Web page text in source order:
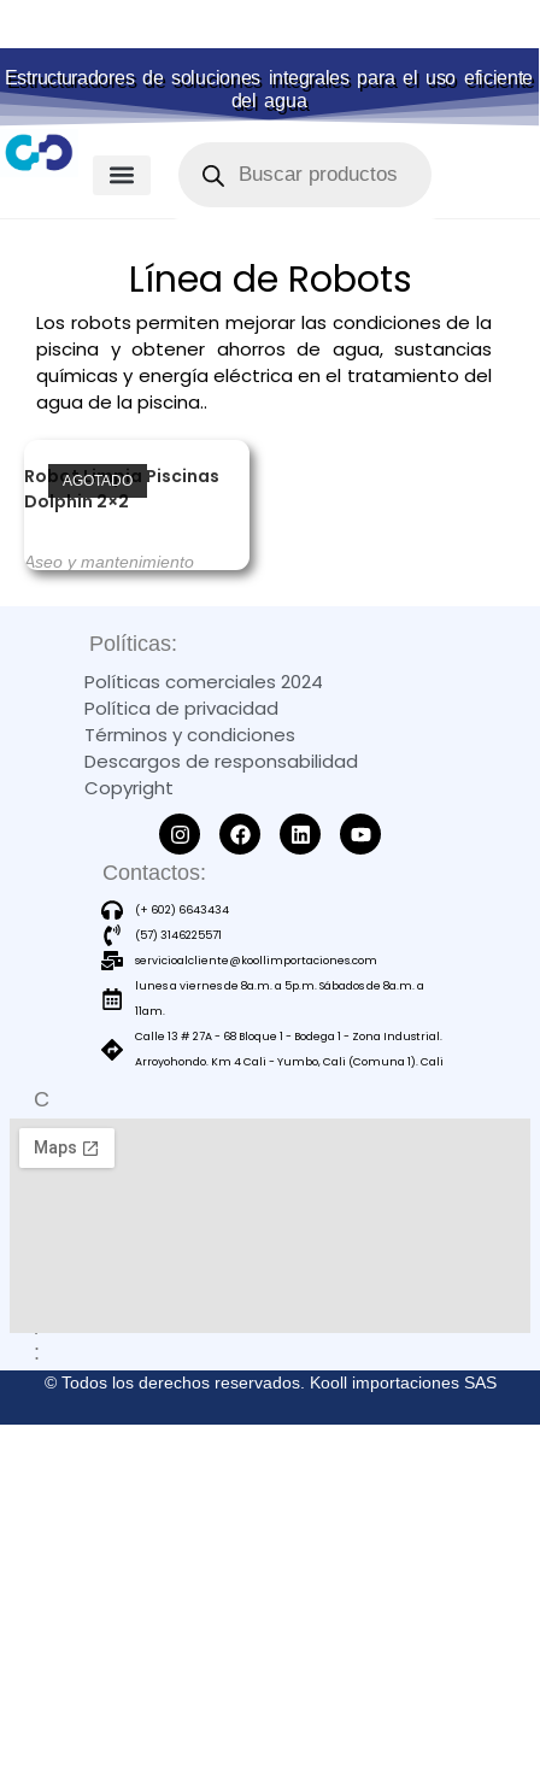
Estructuradores de soluciones integrales para el uso eficiente
del agua
Línea de Robots
Los robots permiten mejorar las condiciones de la
piscina y obtener ahorros de agua, sustancias
químicas y energía eléctrica en el tratamiento del
agua de la piscina..
AGOTADO
Robot Limpia Piscinas
Dolphin 2×2
Aseo y mantenimiento
Políticas:
Políticas comerciales 2024
Política de privacidad
Términos y condiciones
Descargos de responsabilidad
Copyright
Contactos:
(+ 602) 6643434
(57) 3146225571
servicioalcliente@koollimportaciones.com
lunes a viernes de 8a.m. a 5p.m. Sábados de 8a.m. a
11am.
Calle 13 # 27A - 68 Bloque 1 - Bodega 1 - Zona Industrial.
Arroyohondo. Km 4 Cali - Yumbo, Cali (Comuna 1). Cali
C
O
M
O
:
© Todos los derechos reservados. Kooll importaciones SAS